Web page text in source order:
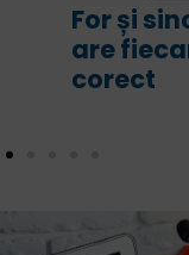
For și
are
corect